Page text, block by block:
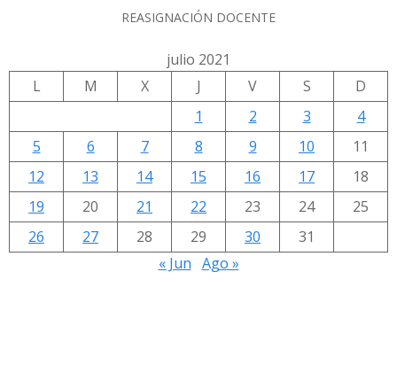
REASIGNACIÓN DOCENTE
julio 2021
L
M X J V S
D
1
2 3
4
5
6 7 8 9 10
11
12
13 14 15 16 17
18
19
20 21 22 23 24
25
26
27 28 29 30
31
« Jun Ago »